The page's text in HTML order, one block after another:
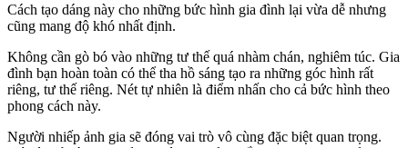
Cách tạo dáng này cho những bức hình gia đình lại vừa dễ nhưng
cũng mang độ khó nhất định.
Không cần gò bó vào những tư thế quá nhàm chán, nghiêm túc. Gia
đình bạn hoàn toàn có thể tha hồ sáng tạo ra những góc hình rất
riêng, tư thế riêng. Nét tự nhiên là điểm nhấn cho cả bức hình theo
phong cách này.
Người nhiếp ảnh gia sẽ đóng vai trò vô cùng đặc biệt quan trọng.